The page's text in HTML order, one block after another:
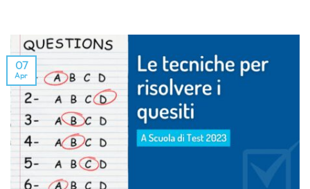
07
Apr